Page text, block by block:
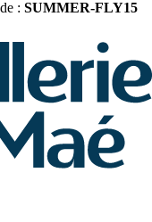
: SUMMER-FLY15